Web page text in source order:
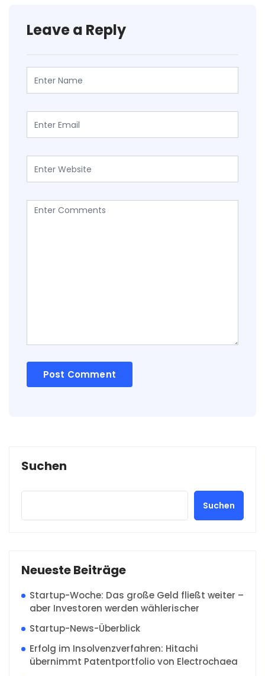
Leave a Reply
Suchen
Suchen
Neueste Beiträge
Startup-Woche: Das große Geld fließt weiter –
aber Investoren werden wählerischer
Startup-News-Überblick
Erfolg im Insolvenzverfahren: Hitachi
übernimmt Patentportfolio von Electrochaea